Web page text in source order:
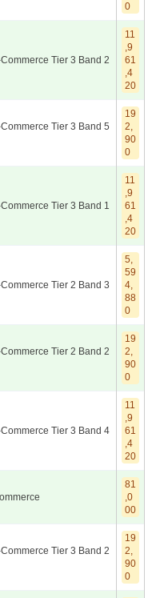
0
Tier 3 Band 2
11
,9
61
,4
20
Tier 3 Band 5
19
2,
90
0
Tier 3 Band 1
11
,9
61
,4
20
Tier 2 Band 3
5,
59
4,
88
0
Tier 2 Band 2
19
2,
90
0
Tier 3 Band 4
11
,9
61
,4
20
81
,0
00
Tier 3 Band 2
19
2,
90
0